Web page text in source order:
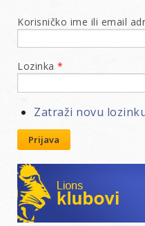
Korisničko ime ili email
Lozinka *
Zatraži novu
Prijava
Lions klubovi